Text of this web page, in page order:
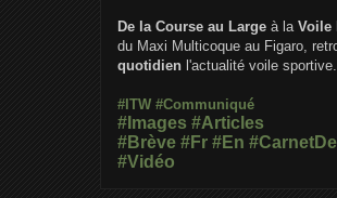
De la Course au Large à la Voile
du Maxi Multicoque au Figaro,
quotidien l'actualité voile sportive.
#ITW #Communiqué
#Images #Articles
#Brève #Fr #En
#Vidéo